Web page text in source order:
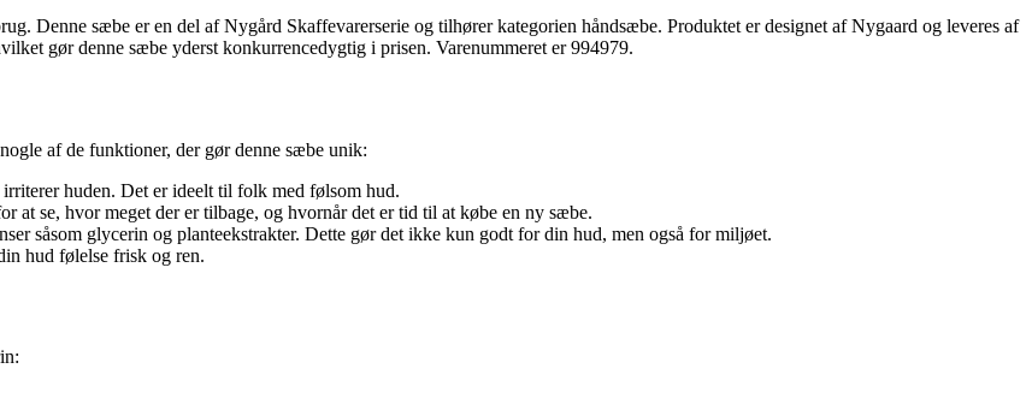
Denne sæbe er en del af Nygård Skaffevarerserie og tilhører kategorien håndsæbe. Produktet er designet af Nygaard og leveres af
gør denne sæbe yderst konkurrencedygtig i prisen. Varenummeret er 994979.
af de funktioner, der gør denne sæbe unik:
huden. Det er ideelt til folk med følsom hud.
at se, hvor meget der er tilbage, og hvornår det er tid til at købe en ny sæbe.
såsom glycerin og planteekstrakter. Dette gør det ikke kun godt for din hud, men også for miljøet.
hud følelse frisk og ren.